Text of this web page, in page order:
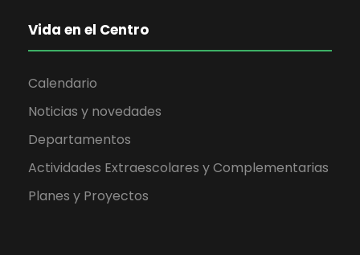
Vida en el Centro
Calendario
Noticias y novedades
Departamentos
Actividades Extraescolares y Complementarias
Planes y Proyectos